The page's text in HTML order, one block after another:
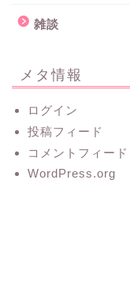
雑談
メタ情報
ログイン
投稿フィード
コメントフィード
WordPress.org